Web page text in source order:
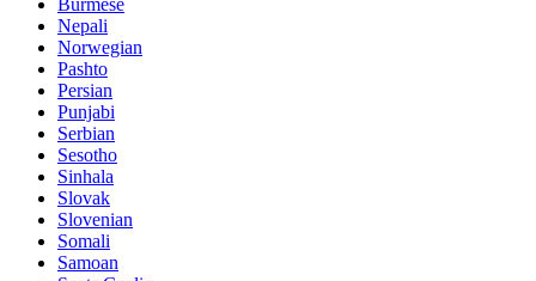
Nepali
Norwegian
Pashto
Persian
Punjabi
Serbian
Sesotho
Sinhala
Slovak
Slovenian
Somali
Samoan